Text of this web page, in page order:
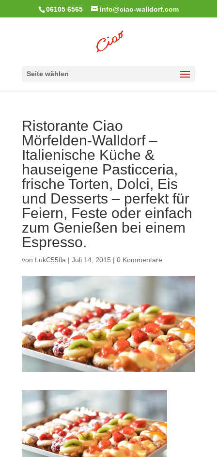
06105 6565 info@ciao-walldorf.com
Seite wählen
Ristorante Ciao
Mörfelden-Walldorf –
Italienische Küche &
hauseigene Pasticceria,
frische Torten, Dolci, Eis
und Desserts – perfekt für
Feiern, Feste oder einfach
zum Genießen bei einem
Espresso.
von LukC55fla | Juli 14, 2015 | 0 Kommentare